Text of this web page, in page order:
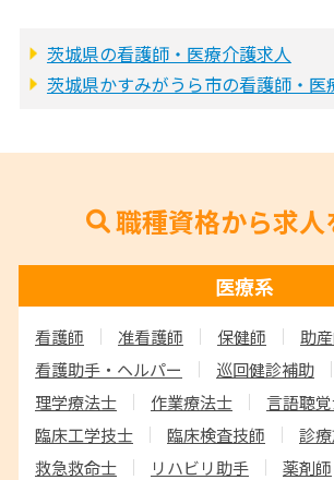
茨城県の看護師・医療介護求人
茨城県かすみがうら市の看護師・医
職種資格から求人
医療系
看護師 准看護師 保健師
助
看護助手・ヘルパー
巡回健診補助
理学療法士
作業療法士
言語聴
臨床工学技士
臨床検査技師
診
救急救命士
リハビリ助手
薬剤師